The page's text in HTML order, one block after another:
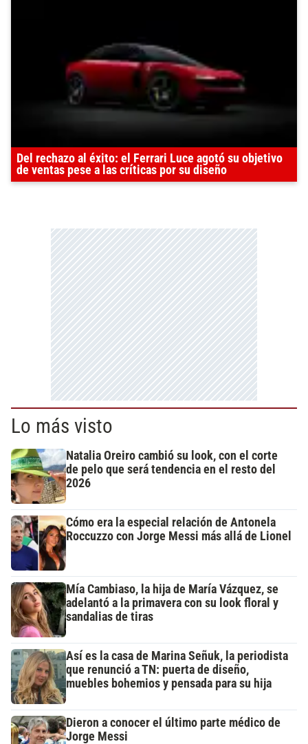
Del rechazo al éxito: el Ferrari Luce agotó su objetivo
de ventas pese a las críticas por su diseño
Lo más visto
Natalia Oreiro cambió su look, con el corte
de pelo que será tendencia en el resto del
2026
Cómo era la especial relación de Antonela
Roccuzzo con Jorge Messi más allá de Lionel
Mía Cambiaso, la hija de María Vázquez, se
adelantó a la primavera con su look floral y
sandalias de tiras
Así es la casa de Marina Señuk, la periodista
que renunció a TN: puerta de diseño,
muebles bohemios y pensada para su hija
Dieron a conocer el último parte médico de
Jorge Messi